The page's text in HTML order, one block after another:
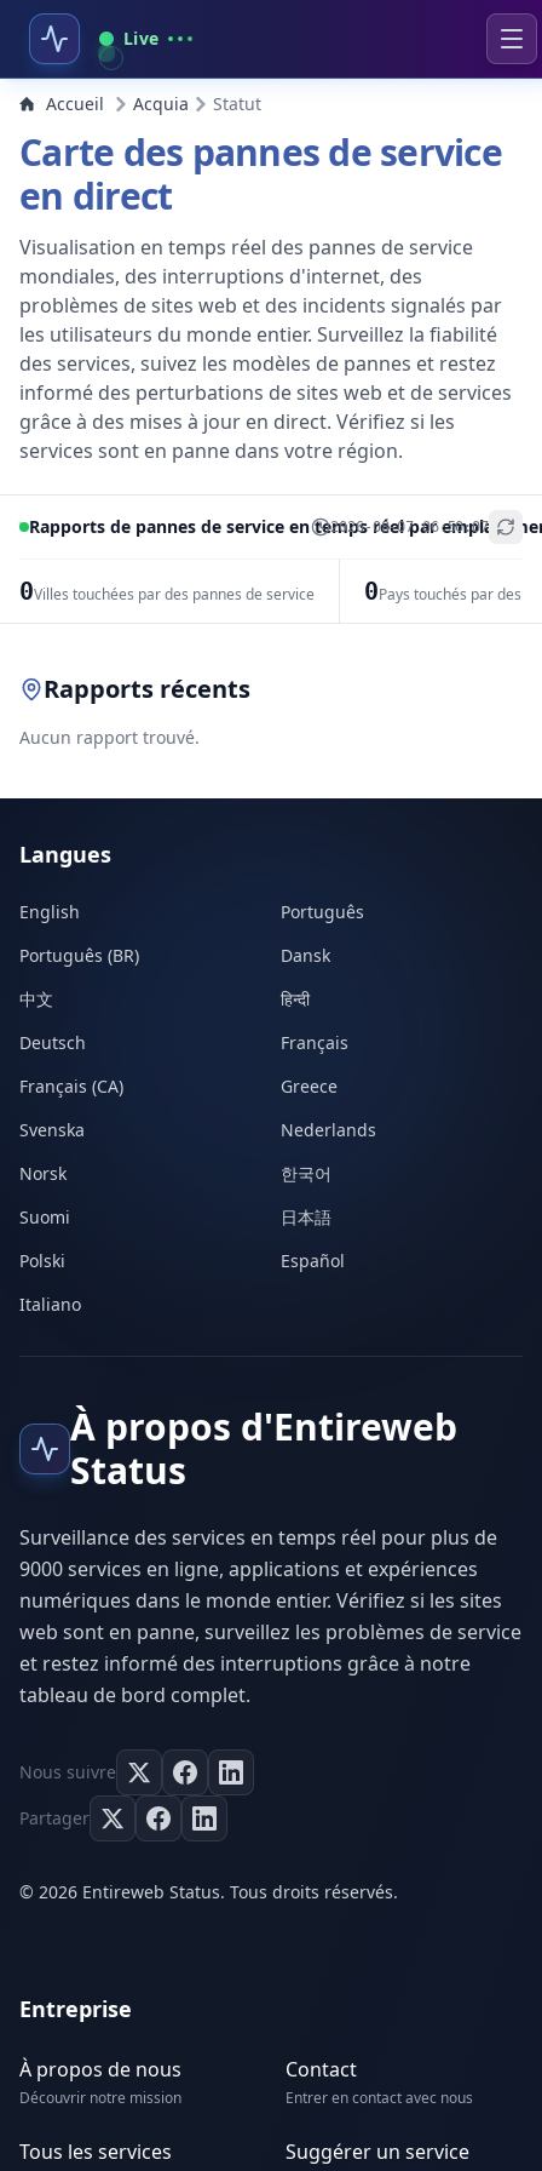
Live
Accueil Acquia Statut
Carte des pannes de service
en direct
Visualisation en temps réel des pannes de service
mondiales, des interruptions d'internet, des
problèmes de sites web et des incidents signalés par
les utilisateurs du monde entier. Surveillez la fiabilité
des services, suivez les modèles de pannes et restez
informé des perturbations de sites web et de services
grâce à des mises à jour en direct. Vérifiez si les
services sont en panne dans votre région.
Rapports de pannes de service en temps réel par
2026-08-07 06:50:07
0Villes touchées par des pannes de service 0Pays touchés par des
+
Rapports récents
Aucun rapport trouvé.
Langues
English
Português
Português (BR)
Dansk
中文
हिन्दी
Deutsch
Français
Français (CA)
Greece
Svenska
Nederlands
Norsk
한국어
Suomi
日本語
Polski
Español
Italiano
À propos d'Entireweb
Status
Surveillance des services en temps réel pour plus de
9000 services en ligne, applications et expériences
numériques dans le monde entier. Vérifiez si les sites
web sont en panne, surveillez les problèmes de service
et restez informé des interruptions grâce à notre
tableau de bord complet.
Nous suivre
Partager
© 2026 Entireweb Status. Tous droits réservés.
Entreprise
À propos de nous
Découvrir notre mission
Contact
Entrer en contact avec nous
Tous les services Suggérer un service